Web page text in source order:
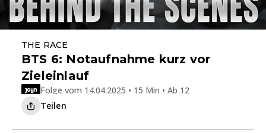
THE RACE
BTS 6: Notaufnahme kurz vor
Zieleinlauf
Folge vom 14.04.2025 • 15 Min • Ab 12
Teilen